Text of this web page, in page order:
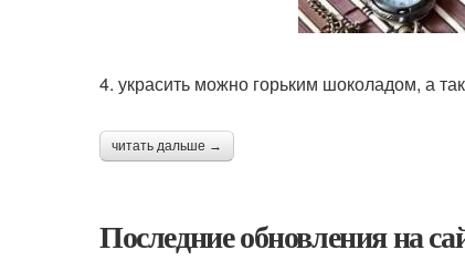
4. украсить можно горьким шоколадом, а
читать дальше →
Последние обновления на